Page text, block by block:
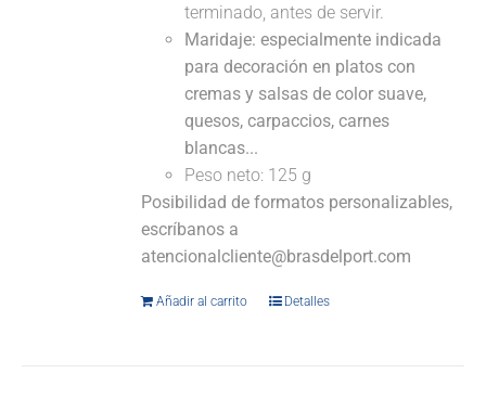
terminado, antes de servir.
Maridaje: especialmente indicada
para decoración en platos con
cremas y salsas de color suave,
quesos, carpaccios, carnes
blancas...
Peso neto: 125 g
Posibilidad de formatos personalizables,
escríbanos a
atencionalcliente@brasdelport.com
Añadir al carrito Detalles